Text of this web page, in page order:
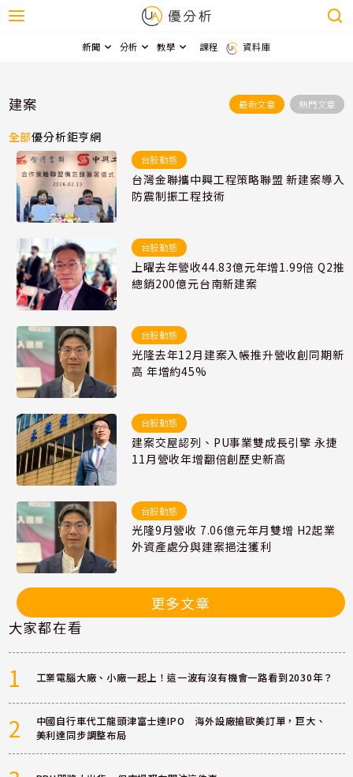
新聞 分析 教學 課程 資料庫
建案 最新文章 熱門文章
全部優分析鉅亨網
台股動態
台灣金聯攜中興工程策略聯盟 新建案導入
防震制振工程技術
台股動態
上曜去年營收44.83億元年增1.99倍 Q2推
總銷200億元台南新建案
台股動態
光隆去年12月建案入帳推升營收創同期新
高 年增約45%
台股動態
建案交屋認列、PU事業雙成長引擎 永捷
11月營收年增翻倍創歷史新高
台股動態
光隆9月營收 7.06億元年月雙增 H2起業
外資產處分與建案挹注獲利
更多文章
大家都在看
1 工業電腦大廠、小廠一起上！這一波有沒有機會一路看到2030年？
2
中國自行車代工龍頭津富士達IPO 海外設廠搶歐美訂單，巨大、
美利達同步調整布局